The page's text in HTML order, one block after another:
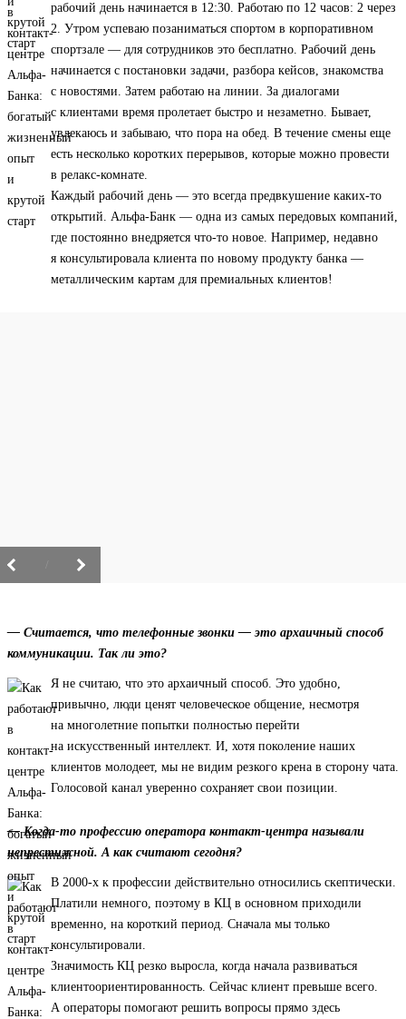
рабочий день начинается в 12:30. Работаю по 12 часов: 2 через
2. Утром успеваю позаниматься спортом в корпоративном
спортзале — для сотрудников это бесплатно. Рабочий день
начинается с постановки задачи, разбора кейсов, знакомства
с новостями. Затем работаю на линии. За диалогами
с клиентами время пролетает быстро и незаметно. Бывает,
увлекаюсь и забываю, что пора на обед. В течение смены еще
есть несколько коротких перерывов, которые можно провести
в релакс-комнате.
Каждый рабочий день — это всегда предвкушение каких-то
открытий. Альфа-Банк — одна из самых передовых компаний,
где постоянно внедряется что-то новое. Например, недавно
я консультировала клиента по новому продукту банка —
металлическим картам для премиальных клиентов!
— Считается, что телефонные звонки — это архаичный способ
коммуникации. Так ли это?
Я не считаю, что это архаичный способ. Это удобно,
привычно, люди ценят человеческое общение, несмотря
на многолетние попытки полностью перейти
на искусственный интеллект. И, хотя поколение наших
клиентов молодеет, мы не видим резкого крена в сторону чата.
Голосовой канал уверенно сохраняет свои позиции.
— Когда-то профессию оператора контакт-центра называли
непрестижной. А как считают сегодня?
В 2000-х к профессии действительно относились скептически.
Платили немного, поэтому в КЦ в основном приходили
временно, на короткий период. Сначала мы только
консультировали.
Значимость КЦ резко выросла, когда начала развиваться
клиентоориентированность. Сейчас клиент превыше всего.
А операторы помогают решить вопросы прямо здесь